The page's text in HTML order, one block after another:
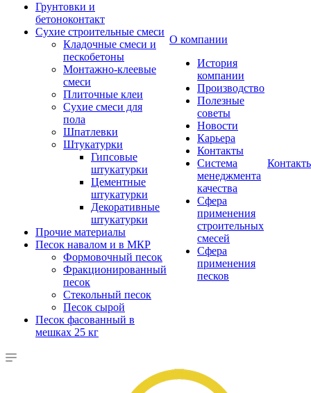
Грунтовки и
бетоноконтакт
Сухие строительные смеси
Кладочные смеси и
пескобетоны
Монтажно-клеевые
смеси
Плиточные клеи
Сухие смеси для
пола
Шпатлевки
Штукатурки
Гипсовые
штукатурки
Цементные
штукатурки
Декоративные
штукатурки
Прочие материалы
Песок навалом и в МКР
Формовочный песок
Фракционированный
песок
Стекольный песок
Песок сырой
Песок фасованный в
мешках 25 кг
О компании
История
компании
Производство
Полезные
советы
Новости
Карьера
Контакты
Система
менеджмента
качества
Сфера
применения
строительных
смесей
Сфера
применения
песков